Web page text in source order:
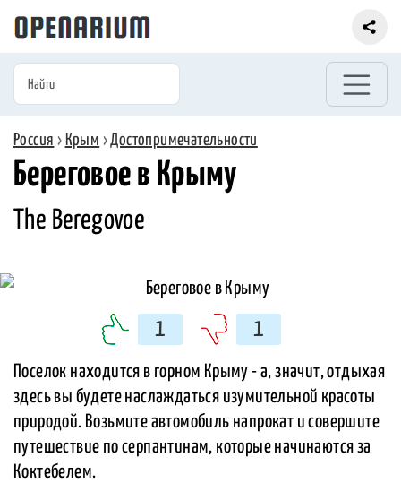
Россия › Крым ›Достопримечательности
Береговое в Крыму
The Beregovoe
1 1
Поселок находится в горном Крыму - а, значит, отдыхая
здесь вы будете наслаждаться изумительной красоты
природой. Возьмите автомобиль напрокат и совершите
путешествие по серпантинам, которые начинаются за
Коктебелем.